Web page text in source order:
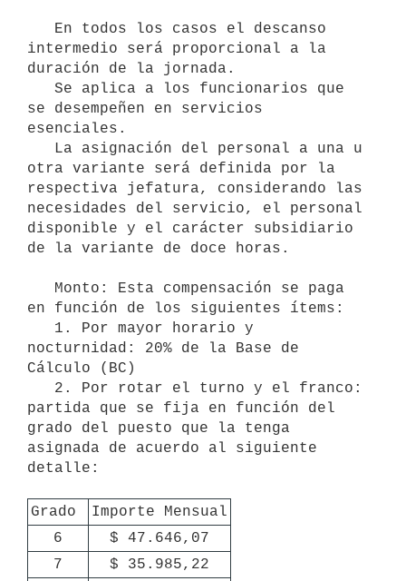
intermedio será proporcional a la
duración de la jornada.
se desempeñen en servicios
esenciales.
otra variante será definida por la
respectiva jefatura, considerando las
necesidades del servicio, el personal
disponible y el carácter subsidiario
de la variante de doce horas.
en función de los siguientes ítems:
nocturnidad: 20% de la Base de
Cálculo (BC)
partida que se fija en función del
grado del puesto que la tenga
asignada de acuerdo al siguiente
detalle:
Grado
Importe Mensual
6
$ 47.646,07
7
$ 35.985,22